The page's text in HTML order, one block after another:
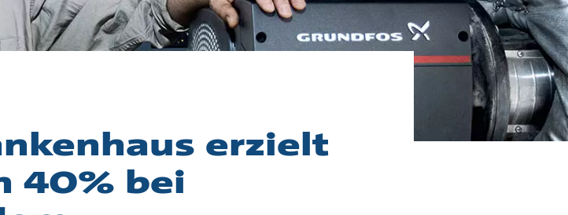
erzielt
40% bei